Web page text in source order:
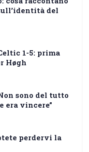
del
1-5: prima
Høgh
sono del tutto
era vincere”
perdervi la